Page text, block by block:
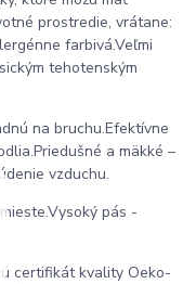
prostredie, vrátane:
farbivá.Veľmi
tehotenským
na bruchu.Efektívne
a mäkké –
vzduchu.
pás -
certifikát kvality Oeko-